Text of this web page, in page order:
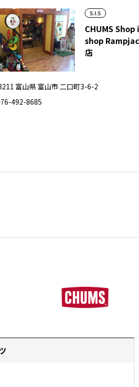
S.I.S
CHUMS Shop
shop
店
富山県 富山市 二口町3-6-2
492-8685